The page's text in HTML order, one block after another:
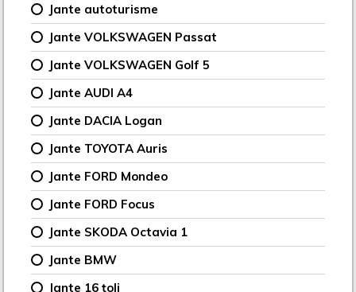
Jante autoturisme
Jante VOLKSWAGEN Passat
Jante VOLKSWAGEN Golf 5
Jante AUDI A4
Jante DACIA Logan
Jante TOYOTA Auris
Jante FORD Mondeo
Jante FORD Focus
Jante SKODA Octavia 1
Jante BMW
Jante 16 țoli